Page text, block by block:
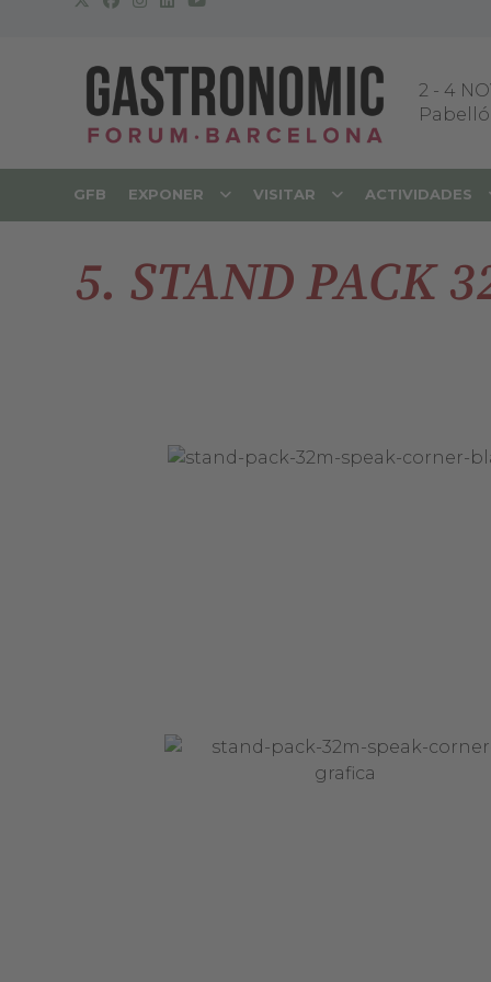
2 - 4
GFB EXPONER VISITAR ACTIVIDADES
5. STAND PACK